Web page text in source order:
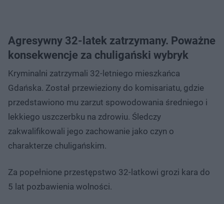
Agresywny 32-latek zatrzymany. Poważne
konsekwencje za chuligański wybryk
Kryminalni zatrzymali 32-letniego mieszkańca
Gdańska. Został przewieziony do komisariatu, gdzie
przedstawiono mu zarzut spowodowania średniego i
lekkiego uszczerbku na zdrowiu. Śledczy
zakwalifikowali jego zachowanie jako czyn o
charakterze chuligańskim.
Za popełnione przestępstwo 32-latkowi grozi kara do
5 lat pozbawienia wolności.